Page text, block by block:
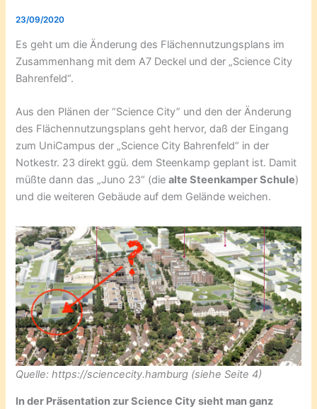
23/09/2020
Es geht um die Änderung des Flächennutzungsplans im
Zusammenhang mit dem A7 Deckel und der „Science City
Bahrenfeld“.
Aus den Plänen der “Science City” und den der Änderung
des Flächennutzungsplans geht hervor, daß der Eingang
zum UniCampus der „Science City Bahrenfeld“ in der
Notkestr. 23 direkt ggü. dem Steenkamp geplant ist. Damit
müßte dann das „Juno 23“ (diealte Steenkamper Schule)
und die weiteren Gebäude auf dem Gelände weichen.
Quelle: https://sciencecity.hamburg (siehe Seite 4)
In der Präsentation zur Science City sieht man ganz